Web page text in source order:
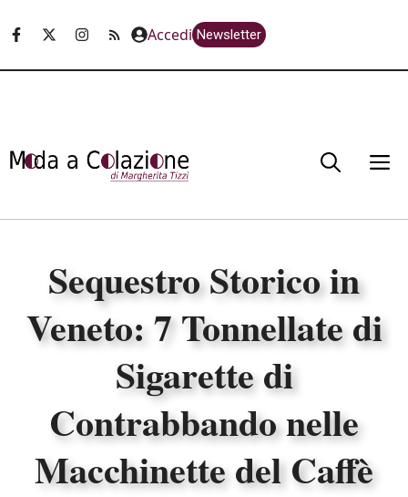
Accedi Newsletter
Sequestro Storico in
Veneto: 7 Tonnellate di
Sigarette di
Contrabbando nelle
Macchinette del Caffè